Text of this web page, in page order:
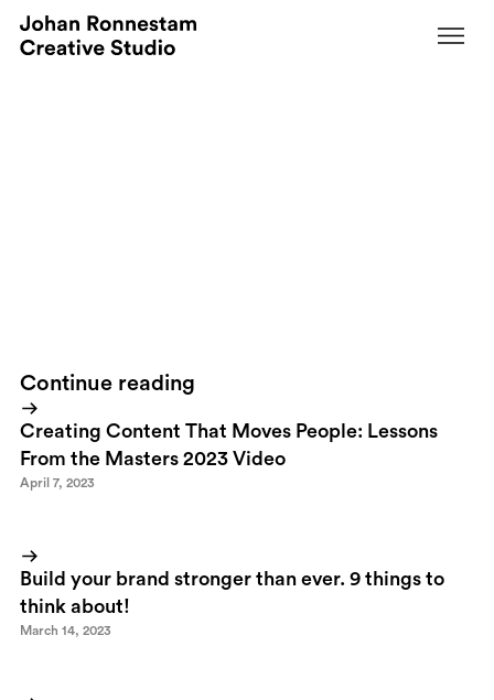
Continue reading
Creating Content That Moves People: Lessons
From the Masters 2023 Video
April 7, 2023
Build your brand stronger than ever. 9 things to
think about!
March 14, 2023